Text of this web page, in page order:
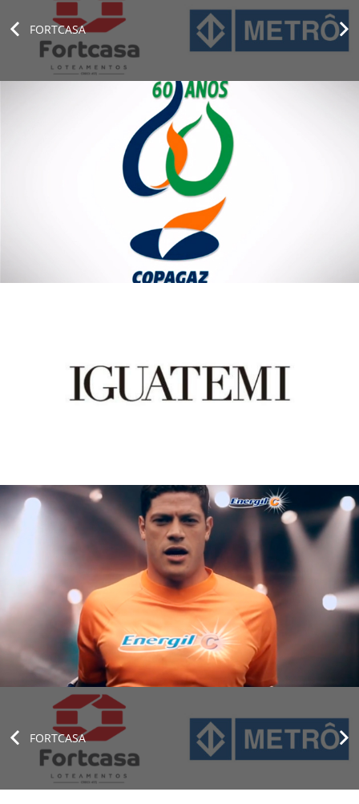
FORTCASA
FORTCASA